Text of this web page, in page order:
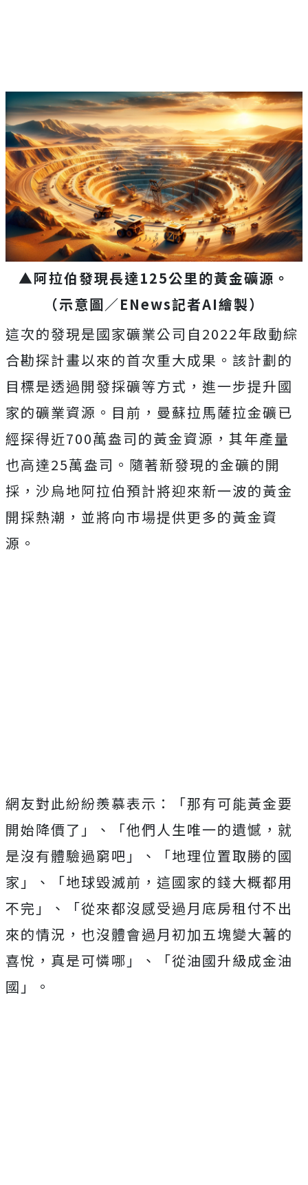
▲阿拉伯發現長達125公里的黃金礦源。
（示意圖／ENews記者AI繪製）
這次的發現是國家礦業公司自2022年啟動綜
合勘探計畫以來的首次重大成果。該計劃的
目標是透過開發採礦等方式，進一步提升國
家的礦業資源。目前，曼蘇拉馬薩拉金礦已
經探得近700萬盎司的黃金資源，其年產量
也高達25萬盎司。隨著新發現的金礦的開
採，沙烏地阿拉伯預計將迎來新一波的黃金
開採熱潮，並將向市場提供更多的黃金資
源。
網友對此紛紛羨慕表示：「那有可能黃金要
開始降價了」、「他們人生唯一的遺憾，就
是沒有體驗過窮吧」、「地理位置取勝的國
家」、「地球毀滅前，這國家的錢大概都用
不完」、「從來都沒感受過月底房租付不出
來的情況，也沒體會過月初加五塊變大薯的
喜悅，真是可憐哪」、「從油國升級成金油
國」。